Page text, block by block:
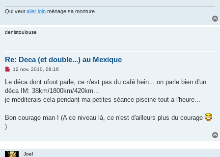
Qui veut aller loin ménage sa monture.
denistoulouse
Re: Deca (et double...) au Mexique
M
s
a
g
o
n
12 nov. 2010, 08:16
Le déca dont ufoot parle, ce n'est pas du café hein... on parle bien d'un
déca IM: 38km/1800km/420km...
je méditerais cela pendant ma petites séance piscine tout a l'heure...
Bon courage man ! (A ce niveau là, ce n'est d'ailleurs plus du courage
)
Joel